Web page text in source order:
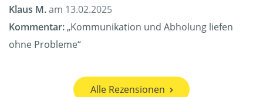
Klaus M.am 13.02.2025
Kommentar:„Kommunikation und Abholung liefen
ohne Probleme“
Alle Rezensionen